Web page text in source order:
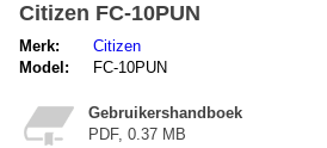
Citizen FC-10PUN
Merk:
Citizen
Model:
FC-10PUN
Gebruikershandboek
PDF, 0.37 MB